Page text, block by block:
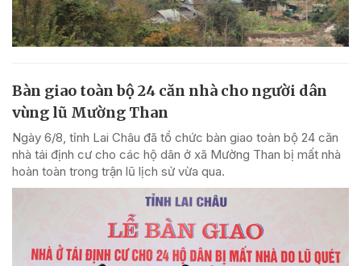
Bàn giao toàn bộ 24 căn nhà cho người dân
vùng lũ Mường Than
Ngày 6/8, tỉnh Lai Châu đã tổ chức bàn giao toàn bộ 24 căn
nhà tái định cư cho các hộ dân ở xã Mường Than bị mất nhà
hoàn toàn trong trận lũ lịch sử vừa qua.